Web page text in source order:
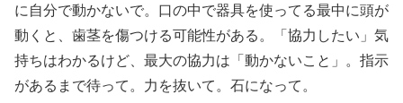
に自分で動かないで。口の中で器具を使ってる最中に頭が
動くと、歯茎を傷つける可能性がある。「協力したい」気
持ちはわかるけど、最大の協力は「動かないこと」。指示
があるまで待って。力を抜いて。石になって。